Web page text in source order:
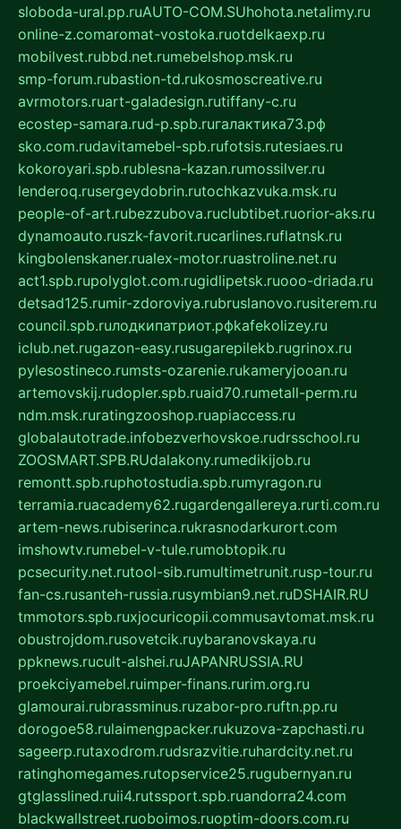
sloboda-ural.pp.ruAUTO-COM.SUhohota.netalimy.ru
online-z.comaromat-vostoka.ruotdelkaexp.ru
mobilvest.rubbd.net.rumebelshop.msk.ru
smp-forum.rubastion-td.rukosmoscreative.ru
avrmotors.ruart-galadesign.rutiffany-c.ru
ecostep-samara.rud-p.spb.ruгалактика73.рф
sko.com.rudavitamebel-spb.rufotsis.rutesiaes.ru
kokoroyari.spb.rublesna-kazan.rumossilver.ru
lenderoq.rusergeydobrin.rutochkazvuka.msk.ru
people-of-art.rubezzubova.ruclubtibet.ruorior-aks.ru
dynamoauto.ruszk-favorit.rucarlines.ruflatnsk.ru
kingbolenskaner.rualex-motor.ruastroline.net.ru
act1.spb.rupolyglot.com.rugidlipetsk.ruooo-driada.ru
detsad125.rumir-zdoroviya.rubruslanovo.rusiterem.ru
council.spb.ruлодкипатриот.рфkafekolizey.ru
iclub.net.rugazon-easy.rusugarepilekb.rugrinox.ru
pylesostineco.rumsts-ozarenie.rukameryjooan.ru
artemovskij.rudopler.spb.ruaid70.rumetall-perm.ru
ndm.msk.ruratingzooshop.ruapiaccess.ru
globalautotrade.infobezverhovskoe.rudrsschool.ru
ZOOSMART.SPB.RUdalakony.rumedikijob.ru
remontt.spb.ruphotostudia.spb.rumyragon.ru
terramia.ruacademy62.rugardengallereya.rurti.com.ru
artem-news.rubiserinca.rukrasnodarkurort.com
imshowtv.rumebel-v-tule.rumobtopik.ru
pcsecurity.net.rutool-sib.rumultimetrunit.rusp-tour.ru
fan-cs.rusanteh-russia.rusymbian9.net.ruDSHAIR.RU
tmmotors.spb.ruxjocuricopii.commusavtomat.msk.ru
obustrojdom.rusovetcik.ruybaranovskaya.ru
ppknews.rucult-alshei.ruJAPANRUSSIA.RU
proekciyamebel.ruimper-finans.rurim.org.ru
glamourai.rubrassminus.ruzabor-pro.ruftn.pp.ru
dorogoe58.rulaimengpacker.rukuzova-zapchasti.ru
sageerp.rutaxodrom.rudsrazvitie.ruhardcity.net.ru
ratinghomegames.rutopservice25.rugubernyan.ru
gtglasslined.ruii4.rutssport.spb.ruandorra24.com
blackwallstreet.ruoboimos.ruoptim-doors.com.ru